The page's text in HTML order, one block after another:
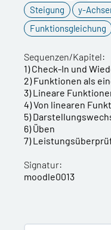
Steigung
y-
Funktionsgleichung
Sequenzen/Kapitel:
1) Check-In und
2) Funktionen als
3) Lineare
4) Von linearen
5)
6) Üben
7)
Signatur:
moodle0013